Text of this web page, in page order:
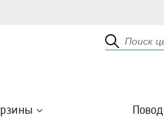
Повод